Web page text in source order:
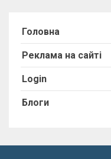
Головна
Реклама на сайті
Login
Блоги